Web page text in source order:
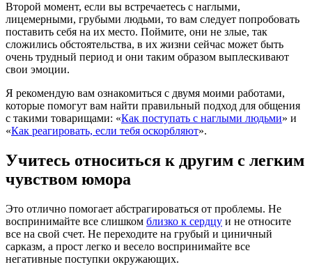
Второй момент, если вы встречаетесь с наглыми,
лицемерными, грубыми людьми, то вам следует попробовать
поставить себя на их место. Поймите, они не злые, так
сложились обстоятельства, в их жизни сейчас может быть
очень трудный период и они таким образом выплескивают
свои эмоции.
Я рекомендую вам ознакомиться с двумя моими работами,
которые помогут вам найти правильный подход для общения
с такими товарищами: «Как поступать с наглыми людьми» и
«Как реагировать, если тебя оскорбляют».
Учитесь относиться к другим с легким
чувством юмора
Это отлично помогает абстрагироваться от проблемы. Не
воспринимайте все слишком близко к сердцу и не относите
все на свой счет. Не переходите на грубый и циничный
сарказм, а прост легко и весело воспринимайте все
негативные поступки окружающих.